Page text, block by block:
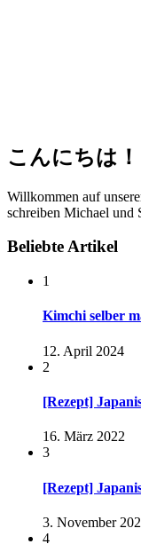
こんにちは！
Willkommen auf
schreiben Michael und
Beliebte Artikel
1
Kimchi selber
12. April 2024
2
[Rezept]
16. März 2022
3
[Rezept]
3. November
4